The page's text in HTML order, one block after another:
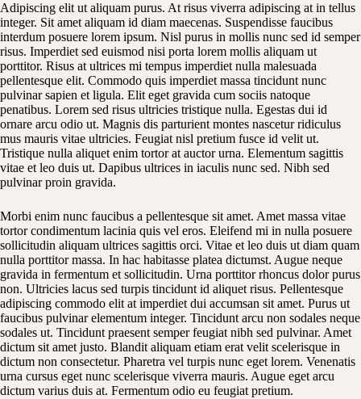
Adipiscing elit ut aliquam purus. At risus viverra adipiscing at in tellus
integer. Sit amet aliquam id diam maecenas. Suspendisse faucibus
interdum posuere lorem ipsum. Nisl purus in mollis nunc sed id semper
risus. Imperdiet sed euismod nisi porta lorem mollis aliquam ut
porttitor. Risus at ultrices mi tempus imperdiet nulla malesuada
pellentesque elit. Commodo quis imperdiet massa tincidunt nunc
pulvinar sapien et ligula. Elit eget gravida cum sociis natoque
penatibus. Lorem sed risus ultricies tristique nulla. Egestas dui id
ornare arcu odio ut. Magnis dis parturient montes nascetur ridiculus
mus mauris vitae ultricies. Feugiat nisl pretium fusce id velit ut.
Tristique nulla aliquet enim tortor at auctor urna. Elementum sagittis
vitae et leo duis ut. Dapibus ultrices in iaculis nunc sed. Nibh sed
pulvinar proin gravida.
Morbi enim nunc faucibus a pellentesque sit amet. Amet massa vitae
tortor condimentum lacinia quis vel eros. Eleifend mi in nulla posuere
sollicitudin aliquam ultrices sagittis orci. Vitae et leo duis ut diam quam
nulla porttitor massa. In hac habitasse platea dictumst. Augue neque
gravida in fermentum et sollicitudin. Urna porttitor rhoncus dolor purus
non. Ultricies lacus sed turpis tincidunt id aliquet risus. Pellentesque
adipiscing commodo elit at imperdiet dui accumsan sit amet. Purus ut
faucibus pulvinar elementum integer. Tincidunt arcu non sodales neque
sodales ut. Tincidunt praesent semper feugiat nibh sed pulvinar. Amet
dictum sit amet justo. Blandit aliquam etiam erat velit scelerisque in
dictum non consectetur. Pharetra vel turpis nunc eget lorem. Venenatis
urna cursus eget nunc scelerisque viverra mauris. Augue eget arcu
dictum varius duis at. Fermentum odio eu feugiat pretium.